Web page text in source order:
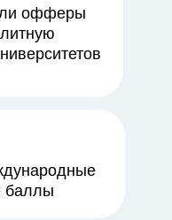
офферы
баллы